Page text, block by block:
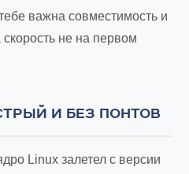
важна совместимость и
не на первом
И БЕЗ ПОНТОВ
Linux залетел с версии